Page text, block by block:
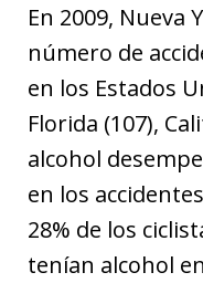
En 2009, Nueva
número de
en los Estados
Florida (107),
alcohol
en los
28% de los
tenían alcohol